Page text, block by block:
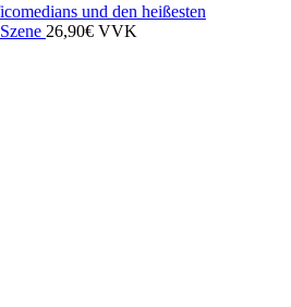
und den heißesten
26,90€ VVK